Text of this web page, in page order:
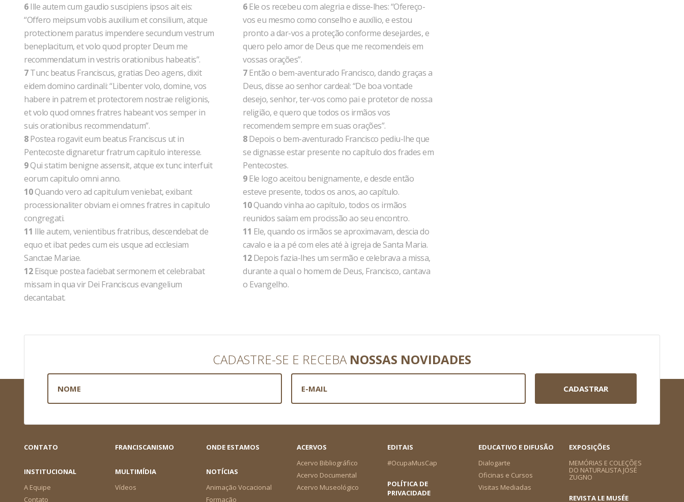
6Ille autem cum gaudio suscipiens ipsos ait eis:
“Offero meipsum vobis auxilium et consilium, atque
protectionem paratus impendere secundum vestrum
beneplacitum, et volo quod propter Deum me
recommendatum in vestris orationibus habeatis”.
7Tunc beatus Franciscus, gratias Deo agens, dixit
eidem domino cardinali: “Libenter volo, domine, vos
habere in patrem et protectorem nostrae religionis,
et volo quod omnes fratres habeant vos semper in
suis orationibus recommendatum”.
8Postea rogavit eum beatus Franciscus ut in
Pentecoste dignaretur fratrum capitulo interesse.
9Qui statim benigne assensit, atque ex tunc interfuit
eorum capitulo omni anno.
10Quando vero ad capitulum veniebat, exibant
processionaliter obviam ei omnes fratres in capitulo
congregati.
11 Ille autem, venientibus fratribus, descendebat de
equo et ibat pedes cum eis usque ad ecclesiam
Sanctae Mariae.
12Eisque postea faciebat sermonem et celebrabat
missam in qua vir Dei Franciscus evangelium
decantabat.
6Ele os recebeu com alegria e disse-lhes: “Ofereço-
vos eu mesmo como conselho e auxílio, e estou
pronto a dar-vos a proteção conforme desejardes, e
quero pelo amor de Deus que me recomendeis em
vossas orações”.
7Então o bem-aventurado Francisco, dando graças a
Deus, disse ao senhor cardeal: “De boa vontade
desejo, senhor, ter-vos como pai e protetor de nossa
religião, e quero que todos os irmãos vos
recomendem sempre em suas orações”.
8Depois o bem-aventurado Francisco pediu-lhe que
se dignasse estar presente no capítulo dos frades em
Pentecostes.
9Ele logo aceitou benignamente, e desde então
esteve presente, todos os anos, ao capítulo.
10Quando vinha ao capítulo, todos os irmãos
reunidos saíam em procissão ao seu encontro.
11 Ele, quando os irmãos se aproximavam, descia do
cavalo e ia a pé com eles até à igreja de Santa Maria.
12Depois fazia-lhes um sermão e celebrava a missa,
durante a qual o homem de Deus, Francisco, cantava
o Evangelho.
CADASTRE-SE E RECEBA NOSSAS NOVIDADES
CADASTRAR
CONTATO FRANCISCANISMO ONDE ESTAMOS
ACERVOS
Acervo Bibliográfico
Acervo Documental
Acervo Museológico
EDITAIS
#OcupaMusCap
EDUCATIVO E DIFUSÃO
Dialogarte
Oficinas e Cursos
Visitas Mediadas
EXPOSIÇÕES
MEMÓRIAS E COLEÇÕES
DO NATURALISTA JOSÉ
ZUGNO
INSTITUCIONAL
A Equipe
Contato
MULTIMÍDIA
Vídeos
NOTÍCIAS
Animação Vocacional
Formação
POLÍTICA DE
PRIVACIDADE
REVISTA LE MUSÉE